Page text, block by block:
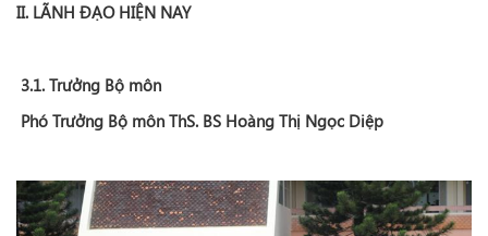
II. LÃNH ĐẠO HIỆN NAY
3.1. Trưởng Bộ môn
Phó Trưởng Bộ môn ThS. BS Hoàng Thị Ngọc Diệp